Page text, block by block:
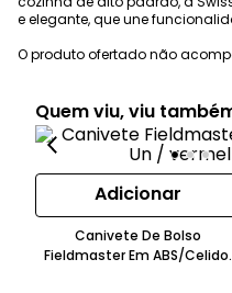
e elegante, que une
O produto ofertado não
Quem viu, viu
Adicionar
Canivete De Bolso
Fieldmaster Em ABS/Celidor